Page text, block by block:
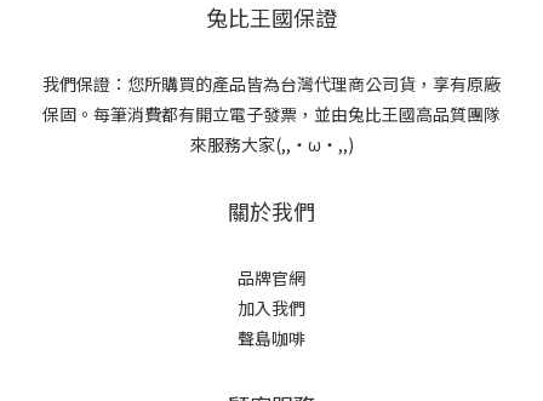
兔比王國保證
我們保證：您所購買的產品皆為台灣代理商公司貨，享有原廠
保固。每筆消費都有開立電子發票，並由兔比王國高品質團隊
來服務大家(,,・ω・,,)
關於我們
品牌官網
加入我們
聲島咖啡